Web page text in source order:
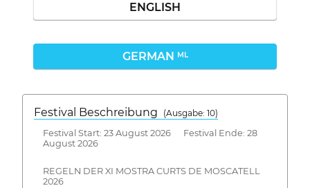
ENGLISH
GERMAN ML
Festival Beschreibung
(Ausgabe: 10)
Festival Start: 23 August 2026 Festival Ende: 28
August 2026
REGELN DER XI MOSTRA CURTS DE MOSCATELL
2026